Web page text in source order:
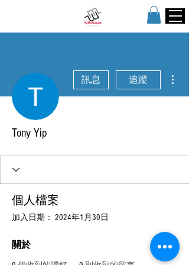
訊息 追蹤
Tony Yip
個人檔案
加入日期： 2024年1月30日
關於